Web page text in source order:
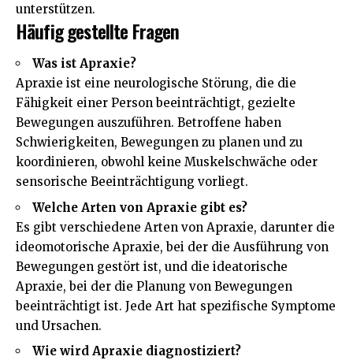
unterstützen.
Häufig gestellte Fragen
Was ist Apraxie?
Apraxie ist eine neurologische Störung, die die
Fähigkeit einer Person beeinträchtigt, gezielte
Bewegungen auszuführen. Betroffene haben
Schwierigkeiten, Bewegungen zu planen und zu
koordinieren, obwohl keine Muskelschwäche oder
sensorische Beeinträchtigung vorliegt.
Welche Arten von Apraxie gibt es?
Es gibt verschiedene Arten von Apraxie, darunter die
ideomotorische Apraxie, bei der die Ausführung von
Bewegungen gestört ist, und die ideatorische
Apraxie, bei der die Planung von Bewegungen
beeinträchtigt ist. Jede Art hat spezifische Symptome
und Ursachen.
Wie wird Apraxie diagnostiziert?